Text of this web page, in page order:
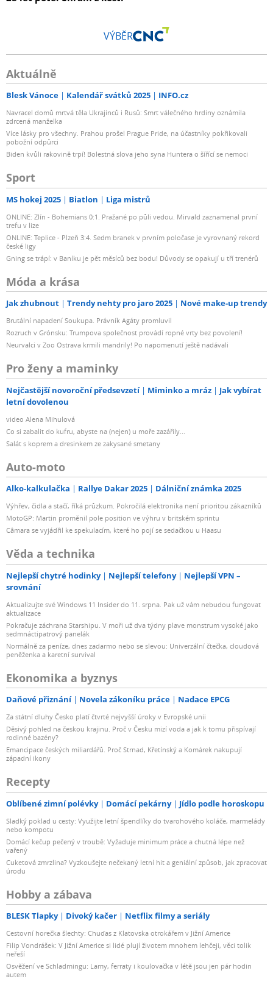
VÝBĚR
Aktuálně
Blesk Vánoce Kalendář svátků 2025 INFO.cz
Navracel domů mrtvá těla Ukrajinců i Rusů: Smrt válečného hrdiny oznámila
zdrcená manželka
Více lásky pro všechny. Prahou prošel Prague Pride, na účastníky pokřikovali
pobožní odpůrci
Biden kvůli rakovině trpí! Bolestná slova jeho syna Huntera o šířící se nemoci
Sport
MS hokej 2025 Biatlon Liga mistrů
ONLINE: Zlín - Bohemians 0:1. Pražané po půli vedou. Mirvald zaznamenal první
trefu v lize
ONLINE: Teplice - Plzeň 3:4. Sedm branek v prvním poločase je vyrovnaný rekord
české ligy
Gning se trápí: v Baníku je pět měsíců bez bodu! Důvody se opakují u tří trenérů
Móda a krása
Jak zhubnout Trendy nehty pro jaro 2025 Nové make-up trendy
Brutální napadení Soukupa. Právník Agáty promluvil
Rozruch v Grónsku: Trumpova společnost provádí ropné vrty bez povolení!
Neurvalci v Zoo Ostrava krmili mandrily! Po napomenutí ještě nadávali
Pro ženy a maminky
Nejčastější novoroční předsevzetí Miminko a mráz
Jak vybírat
letní dovolenou
video Alena Mihulová
Co si zabalit do kufru, abyste na (nejen) u moře zazářily...
Salát s koprem a dresinkem ze zakysané smetany
Auto-moto
Alko-kalkulačka Rallye Dakar 2025 Dálniční známka 2025
Výhřev, čidla a stačí, říká průzkum. Pokročilá elektronika není prioritou zákazníků
MotoGP: Martin proměnil pole position ve výhru v britském sprintu
Câmara se vyjádřil ke spekulacím, které ho pojí se sedačkou u Haasu
Věda a technika
Nejlepší chytré hodinky Nejlepší telefony
Nejlepší VPN –
srovnání
Aktualizujte své Windows 11 Insider do 11. srpna. Pak už vám nebudou fungovat
aktualizace
Pokračuje záchrana Starshipu. V moři už dva týdny plave monstrum vysoké jako
sedmnáctipatrový panelák
Normálně za peníze, dnes zadarmo nebo se slevou: Univerzální čtečka, cloudová
peněženka a karetní survival
Ekonomika a byznys
Daňové přiznání Novela zákoníku práce Nadace EPCG
Za státní dluhy Česko platí čtvrté nejvyšší úroky v Evropské unii
Děsivý pohled na českou krajinu. Proč v Česku mizí voda a jak k tomu přispívají
rodinné bazény?
Emancipace českých miliardářů. Proč Strnad, Křetínský a Komárek nakupují
západní ikony
Recepty
Oblíbené zimní polévky Domácí pekárny Jídlo podle horoskopu
Sladký poklad u cesty: Využijte letní špendlíky do tvarohového koláče, marmelády
nebo kompotu
Domácí kečup pečený v troubě: Vyžaduje minimum práce a chutná lépe než
vařený
Cuketová zmrzlina? Vyzkoušejte nečekaný letní hit a geniální způsob, jak zpracovat
úrodu
Hobby a zábava
BLESK Tlapky Divoký kačer Netflix filmy a seriály
Cestovní horečka šlechty: Chuďas z Klatovska otrokářem v Jižní Americe
Filip Vondrášek: V Jižní Americe si lidé plují životem mnohem lehčeji, věci tolik
neřeší
Osvěžení ve Schladmingu: Lamy, ferraty i koulovačka v létě jsou jen pár hodin
autem